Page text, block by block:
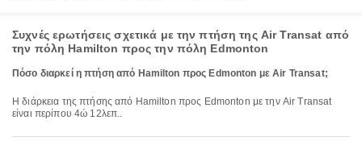
Συχνές ερωτήσεις σχετικά με την πτήση της Air Transat από
την πόλη Hamilton προς την πόλη Edmonton
Πόσο διαρκεί η πτήση από Hamilton προς Edmonton με Air Transat;
Η διάρκεια της πτήσης από Hamilton προς Edmonton με την Air Transat
είναι περίπου 4ώ 12λεπ..